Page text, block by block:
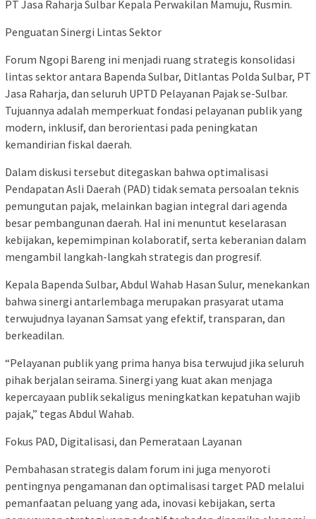
PT Jasa Raharja Sulbar Kepala Perwakilan Mamuju, Rusmin.
Penguatan Sinergi Lintas Sektor
Forum Ngopi Bareng ini menjadi ruang strategis konsolidasi
lintas sektor antara Bapenda Sulbar, Ditlantas Polda Sulbar, PT
Jasa Raharja, dan seluruh UPTD Pelayanan Pajak se-Sulbar.
Tujuannya adalah memperkuat fondasi pelayanan publik yang
modern, inklusif, dan berorientasi pada peningkatan
kemandirian fiskal daerah.
Dalam diskusi tersebut ditegaskan bahwa optimalisasi
Pendapatan Asli Daerah (PAD) tidak semata persoalan teknis
pemungutan pajak, melainkan bagian integral dari agenda
besar pembangunan daerah. Hal ini menuntut keselarasan
kebijakan, kepemimpinan kolaboratif, serta keberanian dalam
mengambil langkah-langkah strategis dan progresif.
Kepala Bapenda Sulbar, Abdul Wahab Hasan Sulur, menekankan
bahwa sinergi antarlembaga merupakan prasyarat utama
terwujudnya layanan Samsat yang efektif, transparan, dan
berkeadilan.
“Pelayanan publik yang prima hanya bisa terwujud jika seluruh
pihak berjalan seirama. Sinergi yang kuat akan menjaga
kepercayaan publik sekaligus meningkatkan kepatuhan wajib
pajak,” tegas Abdul Wahab.
Fokus PAD, Digitalisasi, dan Pemerataan Layanan
Pembahasan strategis dalam forum ini juga menyoroti
pentingnya pengamanan dan optimalisasi target PAD melalui
pemanfaatan peluang yang ada, inovasi kebijakan, serta